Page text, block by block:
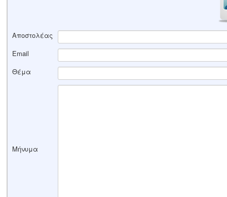
Αποστολέας
Email
Θέμα
Μήνυμα